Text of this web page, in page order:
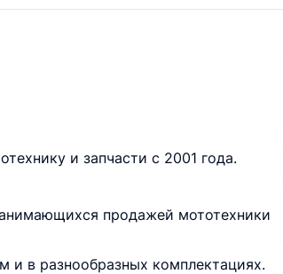
и запчасти с 2001 года.
продажей мототехники
и в разнообразных комплектациях.